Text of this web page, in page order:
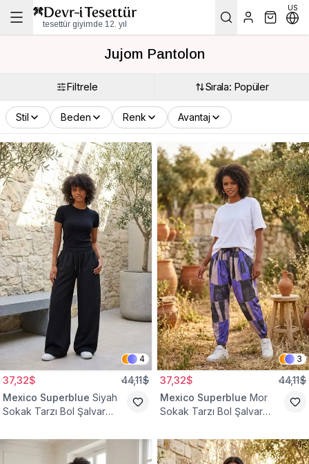
tesettür giyimde 12. yıl
US
Jujom Pantolon
Filtrele Sırala: Popüler
Stil Beden Renk Avantaj
4
37,32$ 44,11$
Mexico Superblue Siyah
Sokak Tarzı Bol Şalvar
3
37,32$ 44,11$
Mexico Superblue Mor
Sokak Tarzı Bol Şalvar